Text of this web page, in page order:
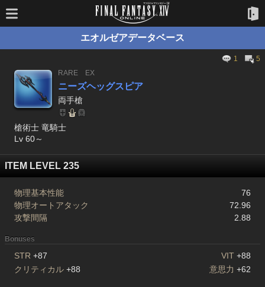
エオルゼアデータベース
1
5
RARE
EX
ニーズヘッグスピア
両手槍
槍術士 竜騎士
Lv 60～
ITEM LEVEL 235
物理基本性能
76
物理オートアタック
72.96
攻撃間隔
2.88
Bonuses
STR +87 VIT +88
クリティカル +88 意思力 +62